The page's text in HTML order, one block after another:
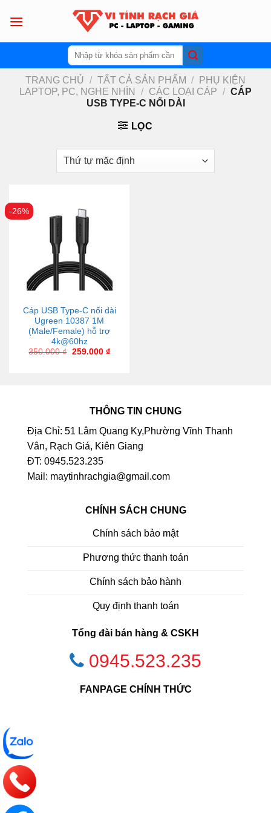
Tìm
kiếm:
TRANG CHỦ / TẤT CẢ SẢN PHẨM /
PHỤ KIỆN
LAPTOP, PC, NGHE NHÌN
/ CÁC LOẠI CÁP / CÁP
USB TYPE-C NỐI DÀI
LỌC
-26%
Cáp USB Type-C nối dài
Ugreen 10387 1M
(Male/Female) hỗ trợ
4k@60hz
350.000₫ 259.000 ₫
THÔNG TIN CHUNG
Địa Chỉ: 51 Lâm Quang Ky,Phường Vĩnh Thanh
Vân, Rạch Giá, Kiên Giang
ĐT: 0945.523.235
Mail: maytinhrachgia@gmail.com
CHÍNH SÁCH CHUNG
Chính sách bảo mật
Phương thức thanh toán
Chính sách bảo hành
Quy định thanh toán
Tổng đài bán hàng & CSKH
0945.523.235
FANPAGE CHÍNH THỨC